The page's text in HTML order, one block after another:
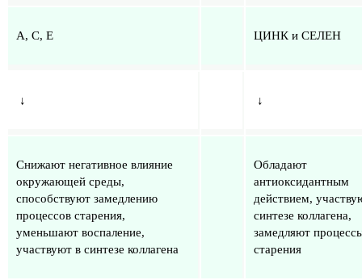
А, С, Е ЦИНК и СЕЛЕН
↓ ↓
Снижают негативное влияние
окружающей среды,
способствуют замедлению
процессов старения,
уменьшают воспаление,
участвуют в синтезе коллагена
Обладают
антиоксидантным
действием,
синтезе коллагена,
замедляют
старения